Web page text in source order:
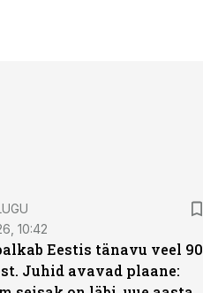
10:42
Eestis tänavu veel 90
Juhid avavad plaane: